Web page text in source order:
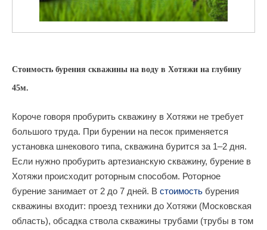
Стоимость бурения скважины на воду в Хотяжи на глубину
45м.
Короче говоря пробурить скважину в Хотяжи не требует
большого труда. При бурении на песок применяется
установка шнекового типа, скважина бурится за 1–2 дня.
Если нужно пробурить артезианскую скважину, бурение в
Хотяжи происходит роторным способом. Роторное
бурение занимает от 2 до 7 дней. В стоимость бурения
скважины входит: проезд техники до Хотяжи (Московская
область), обсадка ствола скважины трубами (трубы в том